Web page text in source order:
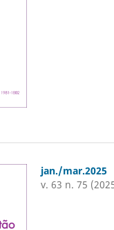
jan./mar.2025
v. 63 n. 75